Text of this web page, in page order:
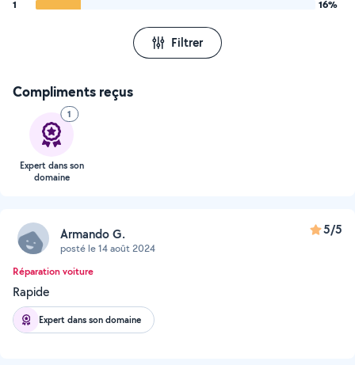
1 16%
Filtrer
Compliments reçus
1
Expert dans son
domaine
Armando G.
posté le 14 août 2024
5/5
Réparation voiture
Rapide
Expert dans son domaine